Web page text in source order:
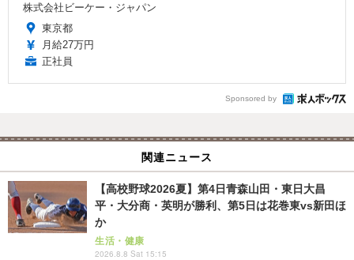
株式会社ビーケー・ジャパン
東京都
月給27万円
正社員
Sponsored by
関連ニュース
【高校野球2026夏】第4日青森山田・東日大昌
平・大分商・英明が勝利、第5日は花巻東vs新田ほ
か
生活・健康
2026.8.8 Sat 15:15